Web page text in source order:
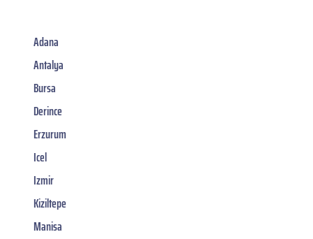
Adana
Antalya
Bursa
Derince
Erzurum
Icel
Izmir
Kiziltepe
Manisa